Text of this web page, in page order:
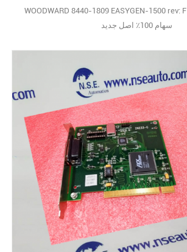
WOODWARD 8440-1809 EASYGEN-1500 rev: F جدید اصلی همه در
سهام 100٪ اصل جدید